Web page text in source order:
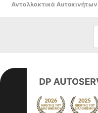
Ανταλλακτικά
DP